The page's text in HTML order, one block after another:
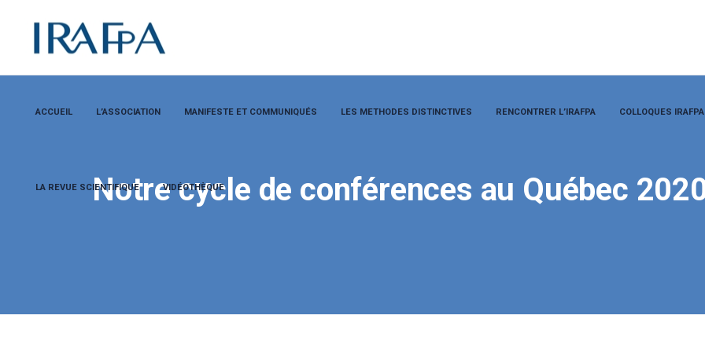
ACCUEIL L’ASSOCIATION MANIFESTE ET COMMUNIQUÉS LES METHODES DISTINCTIVES RENCONTRER L’IRAFPA COLLOQUES IRAFPA
LA REVUE SCIENTIFIQUE VIDÉOTHÈQUE
Notre cycle de conférences au Québec